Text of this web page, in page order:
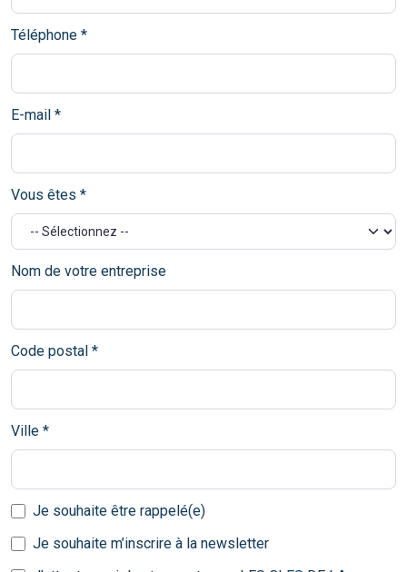
Téléphone *
E-mail *
Vous êtes *
Nom de votre entreprise
Code postal *
Ville *
Je souhaite être rappelé(e)
Je souhaite m’inscrire à la newsletter